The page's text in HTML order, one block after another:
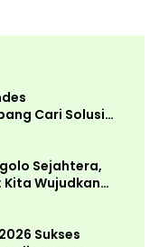
Cari Solusi
Sejahtera,
Kita Wujudkan
Potensi
Sukses